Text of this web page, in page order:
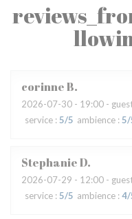
corinneB
2026-07-30 - 19:00 -
service : 5/5 ambience : 5/
StephanieD
2026-07-29 - 12:00 -
service : 5/5 ambience : 4/